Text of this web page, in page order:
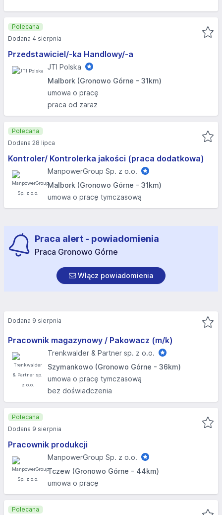
Przedstawiciel/-ka Handlowy/-a
JTI Polska
Malbork (Gronowo Górne - 31km)
umowa o pracę
praca od zaraz
Polecana
Dodana 4 sierpnia
Kontroler/ Kontrolerka jakości (praca dodatkowa)
ManpowerGroup Sp. z o.o.
Malbork (Gronowo Górne - 31km)
umowa o pracę tymczasową
Polecana
Dodana 28 lipca
Praca alert - powiadomienia
Praca Gronowo Górne
Włącz powiadomienia
Pracownik magazynowy / Pakowacz (m/k)
Trenkwalder & Partner sp. z o.o.
Szymankowo (Gronowo Górne - 36km)
umowa o pracę tymczasową
bez doświadczenia
Dodana 9 sierpnia
Pracownik produkcji
ManpowerGroup Sp. z o.o.
Tczew (Gronowo Górne - 44km)
umowa o pracę
Polecana
Dodana 9 sierpnia
Polecana